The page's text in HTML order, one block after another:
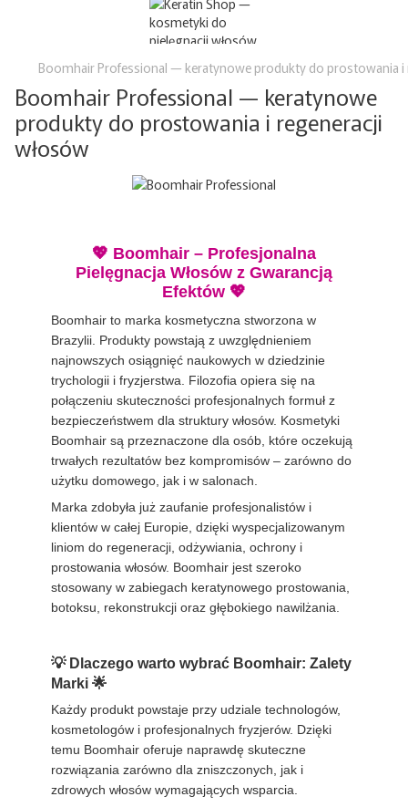
Boomhair Professional — keratynowe produkty do prostowania i
Boomhair Professional — keratynowe
produkty do prostowania i regeneracji
włosów
💖 Boomhair – Profesjonalna
Pielęgnacja Włosów z Gwarancją
Efektów 💖
Boomhair to marka kosmetyczna stworzona w
Brazylii. Produkty powstają z uwzględnieniem
najnowszych osiągnięć naukowych w dziedzinie
trychologii i fryzjerstwa. Filozofia opiera się na
połączeniu skuteczności profesjonalnych formuł z
bezpieczeństwem dla struktury włosów. Kosmetyki
Boomhair są przeznaczone dla osób, które oczekują
trwałych rezultatów bez kompromisów – zarówno do
użytku domowego, jak i w salonach.
Marka zdobyła już zaufanie profesjonalistów i
klientów w całej Europie, dzięki wyspecjalizowanym
liniom do regeneracji, odżywiania, ochrony i
prostowania włosów. Boomhair jest szeroko
stosowany w zabiegach keratynowego prostowania,
botoksu, rekonstrukcji oraz głębokiego nawilżania.
Dlaczego warto wybrać Boomhair: Zalety
Marki 🌟
Każdy produkt powstaje przy udziale technologów,
kosmetologów i profesjonalnych fryzjerów. Dzięki
temu Boomhair oferuje naprawdę skuteczne
rozwiązania zarówno dla zniszczonych, jak i
zdrowych włosów wymagających wsparcia.